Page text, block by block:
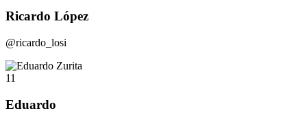
Ricardo López
@ricardo_losi
11
Eduardo